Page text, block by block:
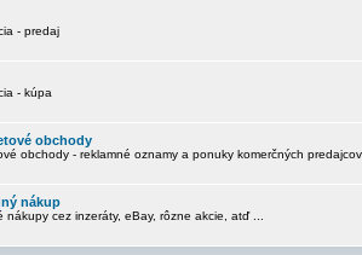
- predaj
- kúpa
obchody
obchody - reklamné oznamy a ponuky komerčných predajcov
nákup
nákupy cez inzeráty, eBay, rôzne akcie, atď ...